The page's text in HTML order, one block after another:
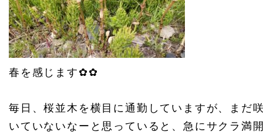
春を感じます✿✿
毎日、桜並木を横目に通勤していますが、まだ
いていないなーと思っていると、急にサクラ満